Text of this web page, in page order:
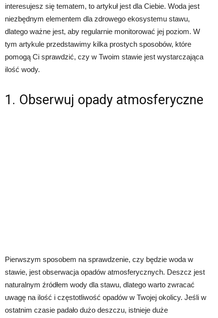
interesujesz się tematem, to artykuł jest dla Ciebie. Woda jest
niezbędnym elementem dla zdrowego ekosystemu stawu,
dlatego ważne jest, aby regularnie monitorować jej poziom. W
tym artykule przedstawimy kilka prostych sposobów, które
pomogą Ci sprawdzić, czy w Twoim stawie jest wystarczająca
ilość wody.
1. Obserwuj opady atmosferyczne
Pierwszym sposobem na sprawdzenie, czy będzie woda w
stawie, jest obserwacja opadów atmosferycznych. Deszcz jest
naturalnym źródłem wody dla stawu, dlatego warto zwracać
uwagę na ilość i częstotliwość opadów w Twojej okolicy. Jeśli w
ostatnim czasie padało dużo deszczu, istnieje duże